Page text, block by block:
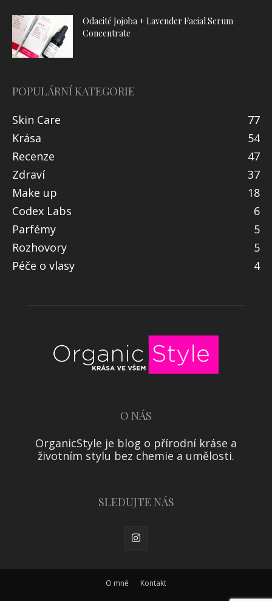
Odacité Jojoba + Lavender Facial Serum
Concentrate
POPULÁRNÍ KATEGORIE
Skin Care
77
Krása
54
Recenze
47
Zdraví
37
Make up
18
Codex Labs
6
Parfémy
5
Rozhovory
5
Péče o vlasy
4
O NÁS
OrganicStyle je blog o přírodní kráse a
životním stylu bez chemie a umělosti.
SLEDUJTE NÁS
O mně Kontakt